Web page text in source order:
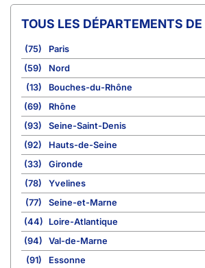
TOUS LES DÉPARTEMENTS DE
(75)
Paris
(59)
Nord
(13)
Bouches-du-Rhône
(69)
Rhône
(93)
Seine-Saint-Denis
(92)
Hauts-de-Seine
(33)
Gironde
(78)
Yvelines
(77)
Seine-et-Marne
(44)
Loire-Atlantique
(94)
Val-de-Marne
(91)
Essonne